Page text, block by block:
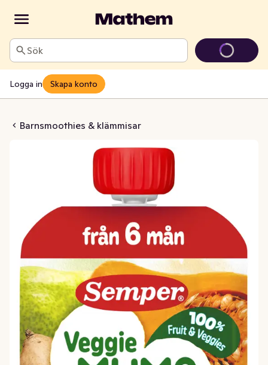
Sök
Logga in Skapa konto
Barnsmoothies & klämmisar
Blåbär & Päron 6M